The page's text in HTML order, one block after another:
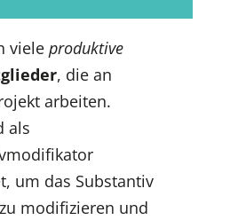
vieleproduktive
, die an
arbeiten.
als
um das Substantiv
modifizieren und